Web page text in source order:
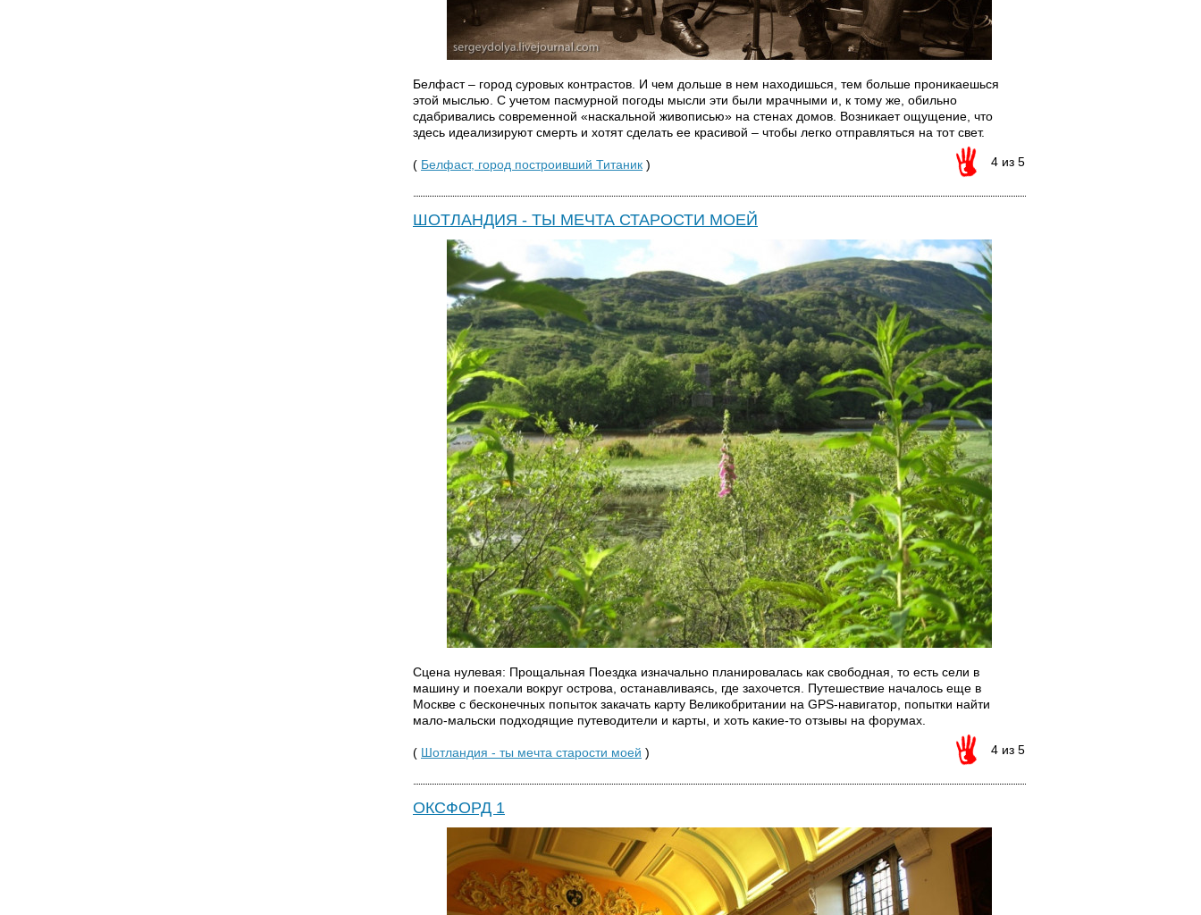
Белфаст – город суровых контрастов. И чем дольше в нем находишься, тем больше проникаешься
этой мыслью. С учетом пасмурной погоды мысли эти были мрачными и, к тому же, обильно
сдабривались современной «наскальной живописью» на стенах домов. Возникает ощущение, что
здесь идеализируют смерть и хотят сделать ее красивой – чтобы легко отправляться на тот свет.
4 из 5
( Белфаст, город построивший Титаник )
ШОТЛАНДИЯ - ТЫ МЕЧТА СТАРОСТИ МОЕЙ
Сцена нулевая: Прощальная Поездка изначально планировалась как свободная, то есть сели в
машину и поехали вокруг острова, останавливаясь, где захочется. Путешествие началось еще в
Москве с бесконечных попыток закачать карту Великобритании на GPS-навигатор, попытки найти
мало-мальски подходящие путеводители и карты, и хоть какие-то отзывы на форумах.
4 из 5
( Шотландия - ты мечта старости моей )
ОКСФОРД 1